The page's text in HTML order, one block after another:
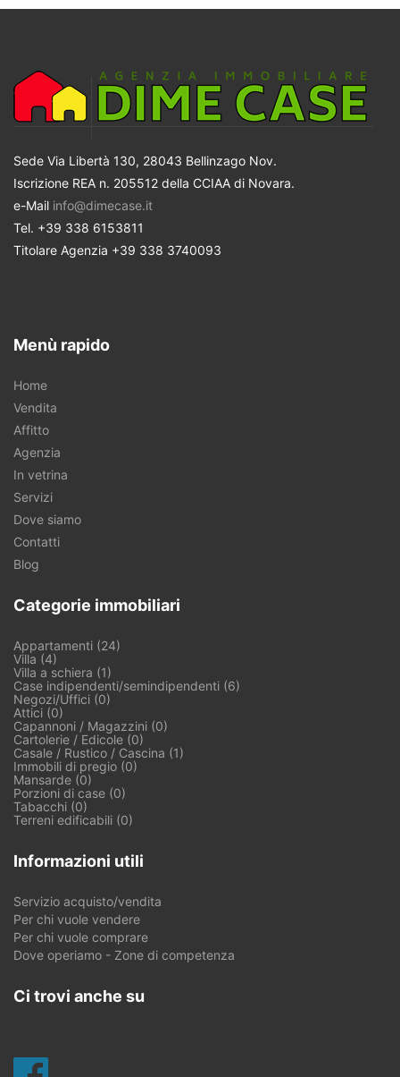
Sede Via Libertà 130, 28043 Bellinzago Nov.
Iscrizione REA n. 205512 della CCIAA di Novara.
e-Mail info@dimecase.it
Tel. +39 338 6153811
Titolare Agenzia +39 338 3740093
Menù rapido
Home
Vendita
Affitto
Agenzia
In vetrina
Servizi
Dove siamo
Contatti
Blog
Categorie immobiliari
Appartamenti (24)
Villa (4)
Villa a schiera (1)
Case indipendenti/semindipendenti (6)
Negozi/Uffici (0)
Attici (0)
Capannoni / Magazzini (0)
Cartolerie / Edicole (0)
Casale / Rustico / Cascina (1)
Immobili di pregio (0)
Mansarde (0)
Porzioni di case (0)
Tabacchi (0)
Terreni edificabili (0)
Informazioni utili
Servizio acquisto/vendita
Per chi vuole vendere
Per chi vuole comprare
Dove operiamo - Zone di competenza
Ci trovi anche su